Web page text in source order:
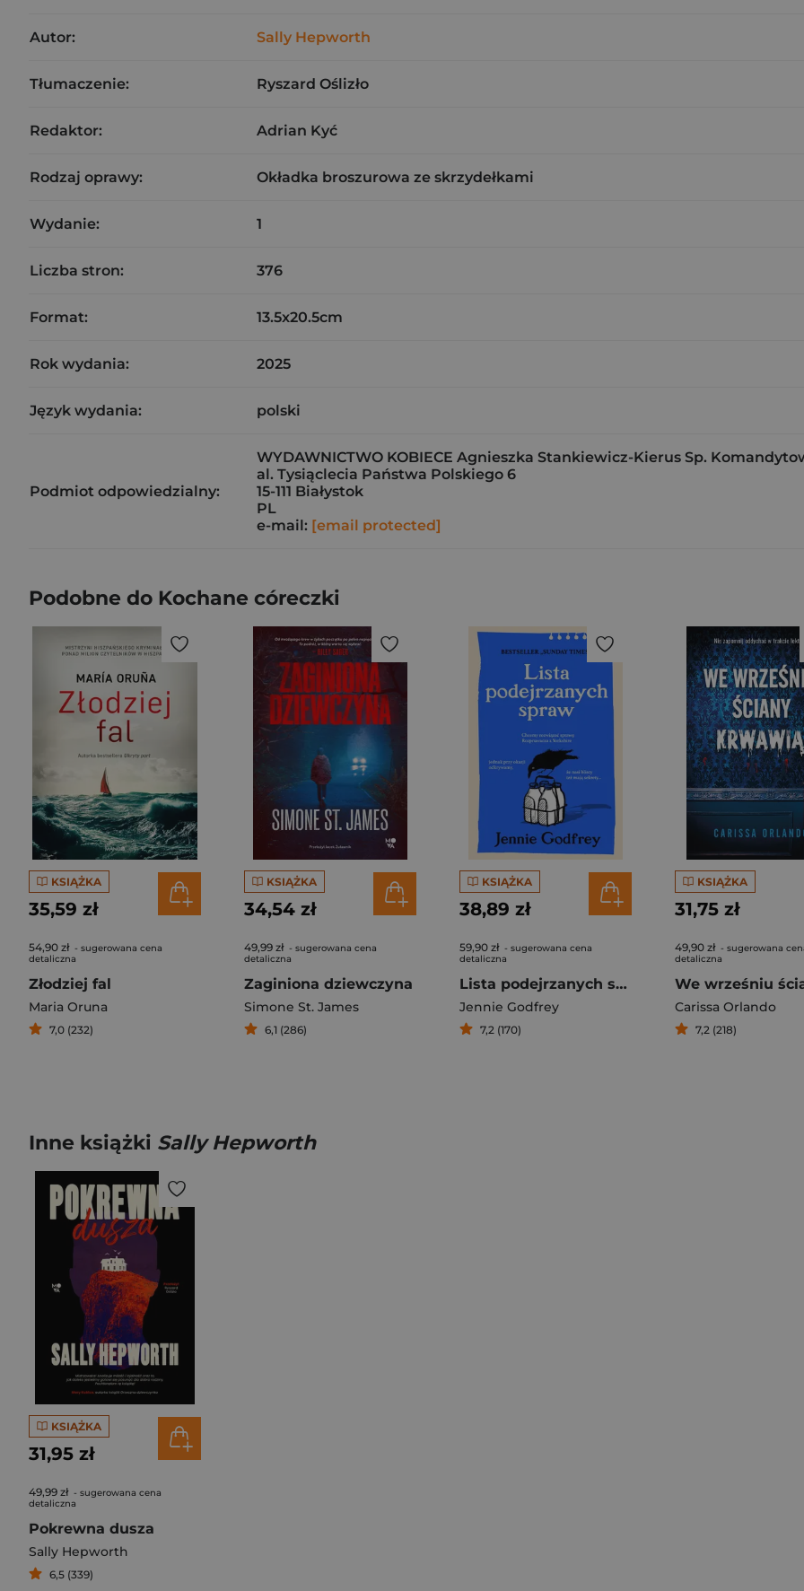
Autor: Sally Hepworth
Tłumaczenie: Ryszard Oślizło
Redaktor: Adrian Kyć
Rodzaj oprawy: Okładka broszurowa ze skrzydełkami
Wydanie: 1
Liczba stron: 376
Format: 13.5x20.5cm
Rok wydania: 2025
Język wydania: polski
Podmiot odpowiedzialny:
WYDAWNICTWO KOBIECE Agnieszka Stankiewicz-Kierus Sp.
al. Tysiąclecia Państwa Polskiego 6
15-111 Białystok
PL
e-mail: [email protected]
Podobne do Kochane córeczki
KSIĄŻKA
35,59 zł
54,90 zł - sugerowana cena
detaliczna
Złodziej fal
Maria Oruna
7,0 (232)
KSIĄŻKA
34,54 zł
49,99 zł - sugerowana cena
detaliczna
Zaginiona dziewczyna
Simone St. James
6,1 (286)
KSIĄŻKA
38,89 zł
59,90 zł - sugerowana cena
detaliczna
Lista podejrzanych spraw
Jennie Godfrey
7,2 (170)
KSIĄŻKA
31,75 zł
49,90 zł - sugerowana
detaliczna
Carissa Orlando
7,2 (218)
Inne książki Sally Hepworth
KSIĄŻKA
31,95 zł
49,99 zł - sugerowana cena
detaliczna
Pokrewna dusza
Sally Hepworth
6,5 (339)